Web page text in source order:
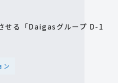
せる「Daigasグループ D-1
ン